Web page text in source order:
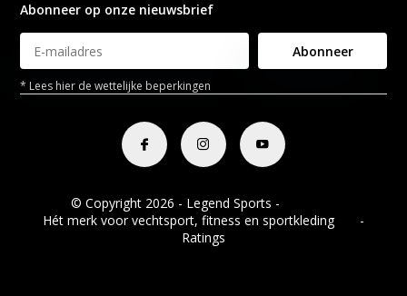
Abonneer op onze nieuwsbrief
Abonneer
* Lees hier de wettelijke beperkingen
© Copyright 2026 - Legend Sports -
Hét merk voor vechtsport, fitness en sportkleding
-
Ratings